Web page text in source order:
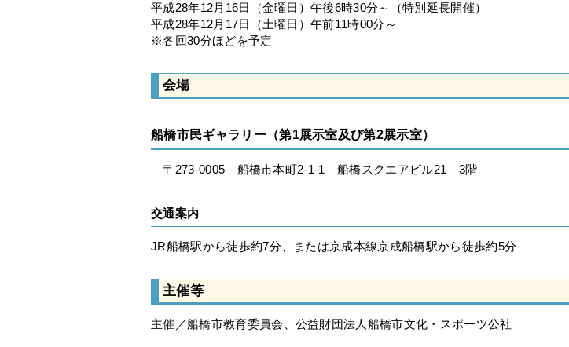
平成28年12月16日（金曜日）午後6時30分～（特別延長開催）
平成28年12月17日（土曜日）午前11時00分～
※各回30分ほどを予定
会場
船橋市民ギャラリー（第1展示室及び第2展示室）
〒273-0005 船橋市本町2-1-1 船橋スクエアビル21 3階
交通案内
JR船橋駅から徒歩約7分、または京成本線京成船橋駅から徒歩約5分
主催等
主催／船橋市教育委員会、公益財団法人船橋市文化・スポーツ公社